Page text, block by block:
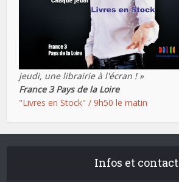
jeudi, une librairie à l'écran ! »
France 3 Pays de la Loire
"Livres en Stock" / 9h50 le matin
Infos et contact